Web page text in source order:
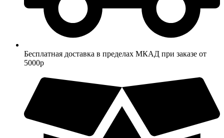
Бесплатная доставка в пределах МКАД при заказе от
5000р